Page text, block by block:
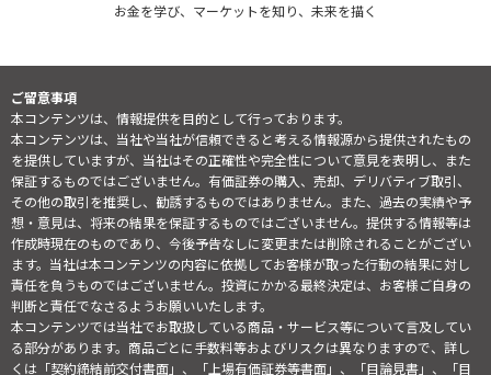
お金を学び、マーケットを知り、未来を描く
ご留意事項
本コンテンツは、情報提供を目的として行っております。
本コンテンツは、当社や当社が信頼できると考える情報源から提供されたもの
を提供していますが、当社はその正確性や完全性について意見を表明し、また
保証するものではございません。有価証券の購入、売却、デリバティブ取引、
その他の取引を推奨し、勧誘するものではありません。また、過去の実績や予
想・意見は、将来の結果を保証するものではございません。提供する情報等は
作成時現在のものであり、今後予告なしに変更または削除されることがござい
ます。当社は本コンテンツの内容に依拠してお客様が取った行動の結果に対し
責任を負うものではございません。投資にかかる最終決定は、お客様ご自身の
判断と責任でなさるようお願いいたします。
本コンテンツでは当社でお取扱している商品・サービス等について言及してい
る部分があります。商品ごとに手数料等およびリスクは異なりますので、詳し
くは「契約締結前交付書面」、「上場有価証券等書面」、「目論見書」、「目